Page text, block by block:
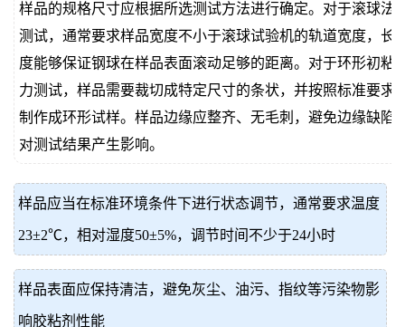
样品的规格尺寸应根据所选测试方法进行确定。对于滚球法
测试，通常要求样品宽度不小于滚球试验机的轨道宽度，长
度能够保证钢球在样品表面滚动足够的距离。对于环形初粘
力测试，样品需要裁切成特定尺寸的条状，并按照标准要求
制作成环形试样。样品边缘应整齐、无毛刺，避免边缘缺陷
对测试结果产生影响。
样品应当在标准环境条件下进行状态调节，通常要求温度
23±2℃，相对湿度50±5%，调节时间不少于24小时
样品表面应保持清洁，避免灰尘、油污、指纹等污染物影
响胶粘剂性能